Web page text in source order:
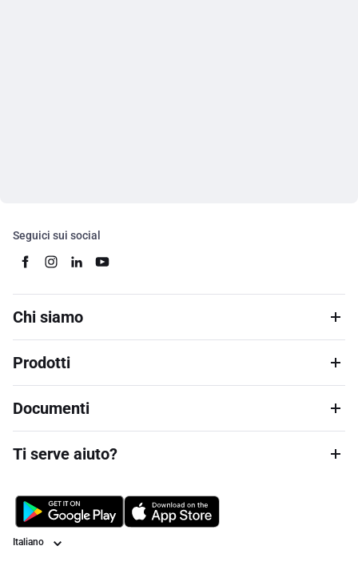
Seguici sui social
Chi siamo
Prodotti
Documenti
Ti serve aiuto?
Lingua